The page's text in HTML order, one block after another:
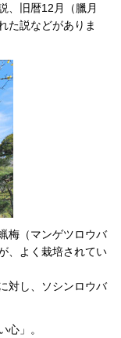
、旧暦12月（臘月
た説などがありま
梅（マンゲツロウバ
、よく栽培されてい
対し、ソシンロウバ
心」。